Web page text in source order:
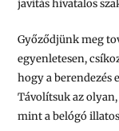
javítás hivatalos
Győződjünk meg
egyenletesen,
hogy a berendezés
Távolítsuk az
mint a belógó